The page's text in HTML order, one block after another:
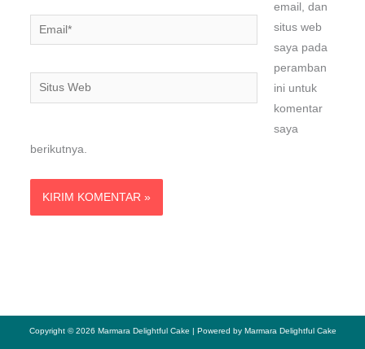
Email*
Situs
Web
email, dan
situs web
saya pada
peramban
ini untuk
komentar
saya
berikutnya.
Copyright © 2026 Marmara Delightful Cake | Powered by Marmara Delightful Cake